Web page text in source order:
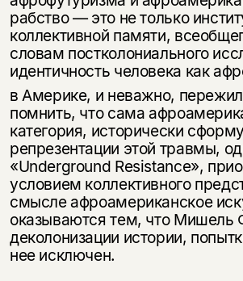
рабство — это не только
коллективной памяти,
словам постколониального
идентичность человека как
в Америке, и неважно,
помнить, что сама
категория, исторически
репрезентации этой травмы,
«Underground Resistance»,
условием коллективного
смысле афроамериканское
оказываются тем, что Мишель
деколонизации истории,
нее исключен.